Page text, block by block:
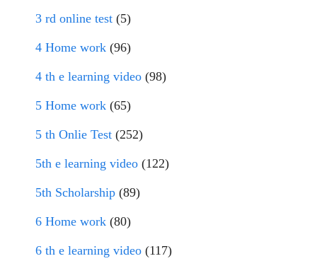
3 rd online test (5)
4 Home work (96)
4 th e learning video (98)
5 Home work (65)
5 th Onlie Test (252)
5th e learning video (122)
5th Scholarship (89)
6 Home work (80)
6 th e learning video (117)